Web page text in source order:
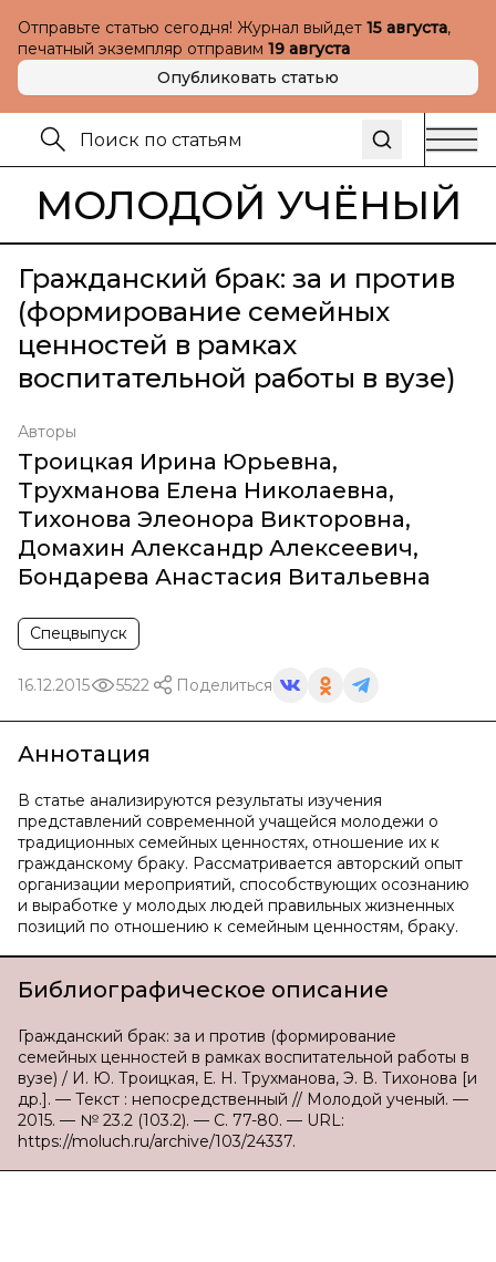
Отправьте статью сегодня! Журнал выйдет 15 августа,
печатный экземпляр отправим 19 августа
Опубликовать статью
МОЛОДОЙ УЧЁНЫЙ
Гражданский брак: за и против
(формирование семейных
ценностей в рамках
воспитательной работы в вузе)
Авторы
Троицкая Ирина Юрьевна,
Трухманова Елена Николаевна,
Тихонова Элеонора Викторовна,
Домахин Александр Алексеевич,
Бондарева Анастасия Витальевна
Спецвыпуск
16.12.2015 5522 Поделиться
Аннотация
В статье анализируются результаты изучения
представлений современной учащейся молодежи о
традиционных семейных ценностях, отношение их к
гражданскому браку. Рассматривается авторский опыт
организации мероприятий, способствующих осознанию
и выработке у молодых людей правильных жизненных
позиций по отношению к семейным ценностям, браку.
Библиографическое описание
Гражданский брак: за и против (формирование
семейных ценностей в рамках воспитательной работы в
вузе) / И. Ю. Троицкая, Е. Н. Трухманова, Э. В. Тихонова [и
др.]. — Текст : непосредственный // Молодой ученый. —
2015. — № 23.2 (103.2). — С. 77-80. — URL:
https://moluch.ru/archive/103/24337.